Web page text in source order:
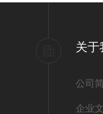
关于
公司
企业